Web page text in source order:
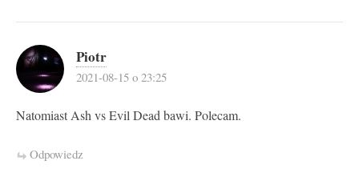
Piotr
2021-08-15 o 23:25
Natomiast Ash vs Evil Dead bawi. Polecam.
Odpowiedz